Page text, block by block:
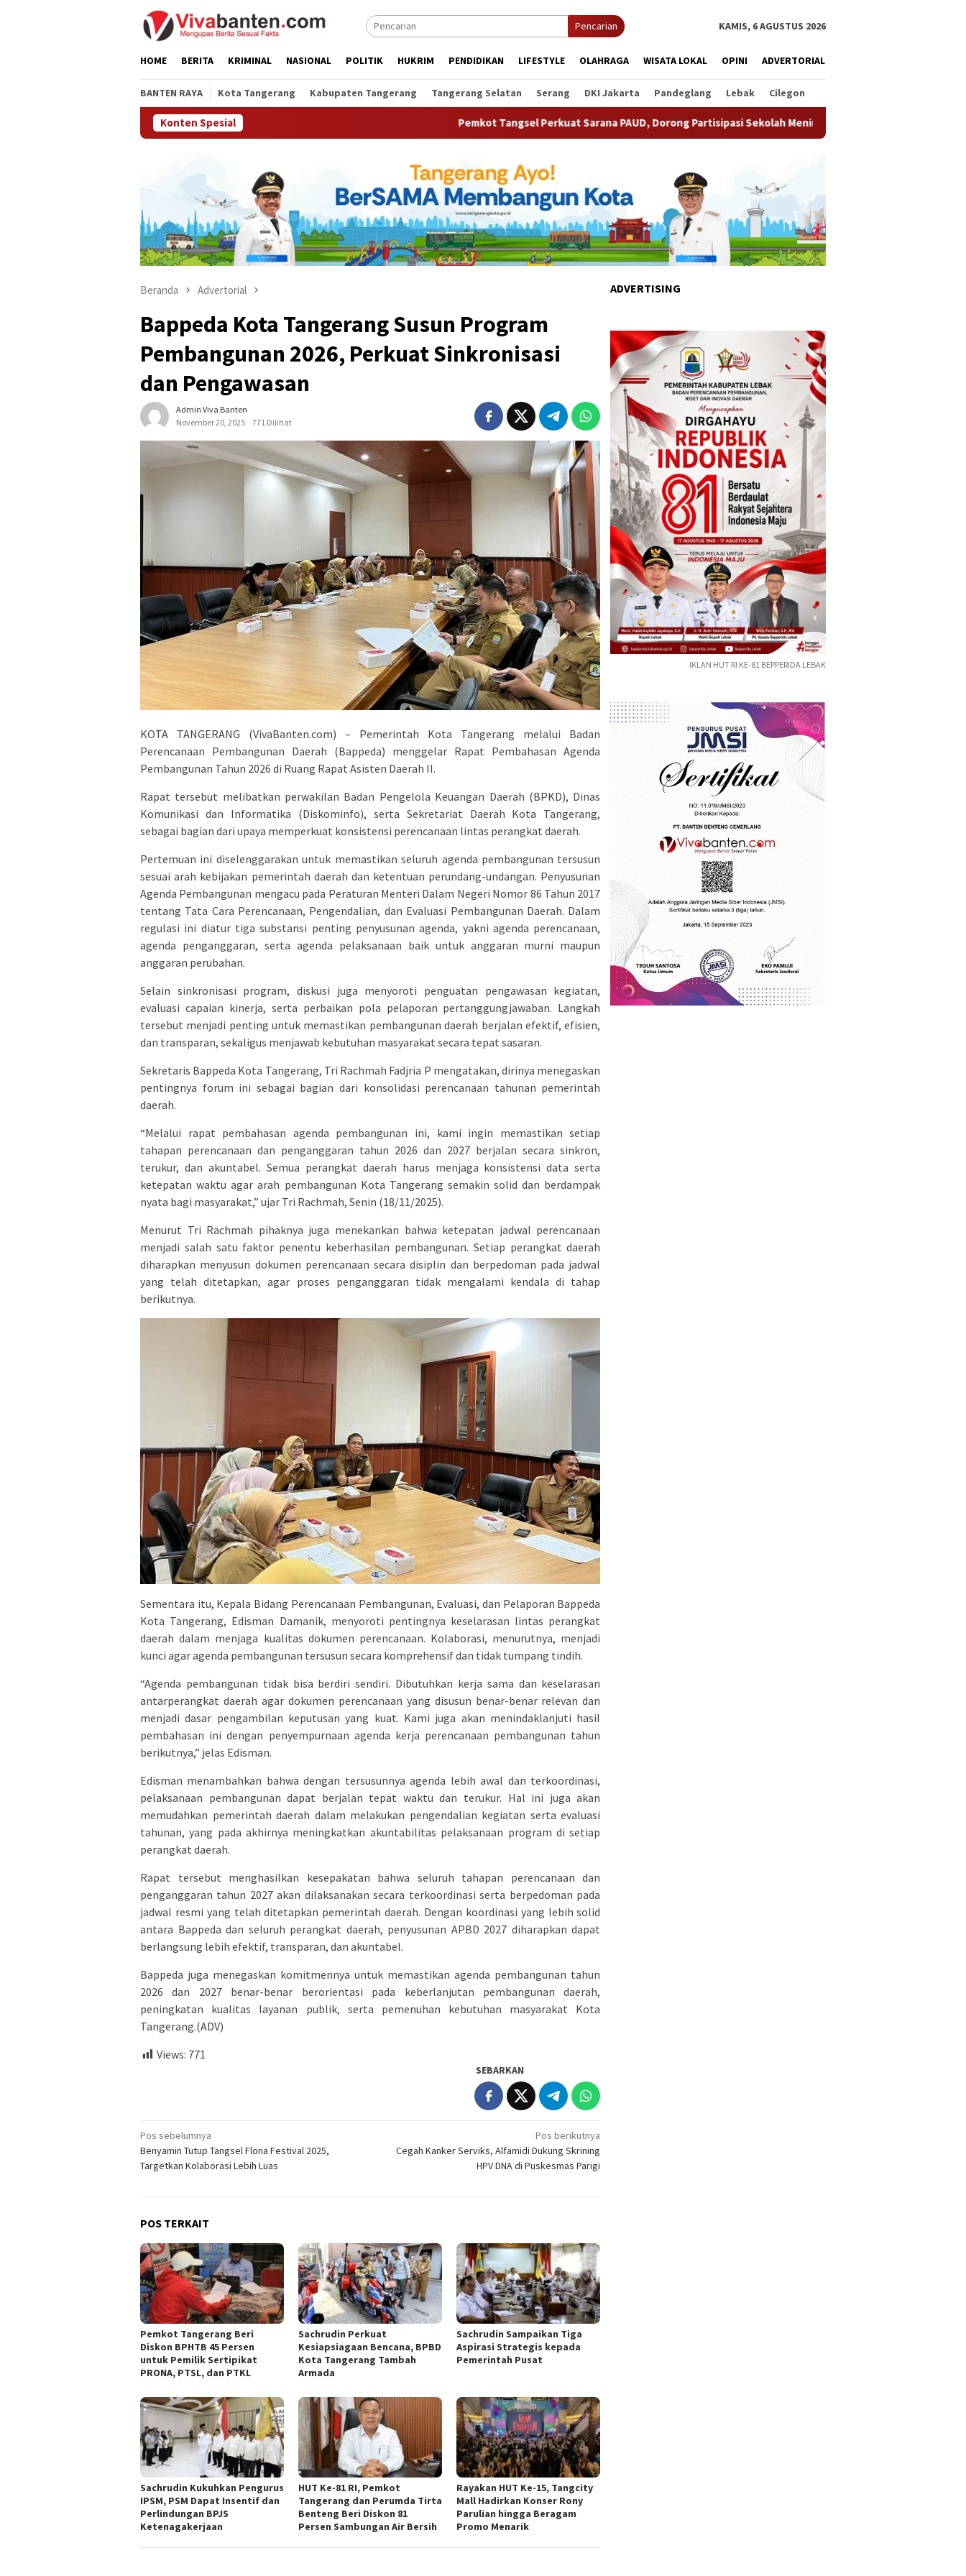
Pencarian KAMIS, 6 AGUSTUS 2026
HOME BERITA KRIMINAL NASIONAL POLITIK HUKRIM PENDIDIKAN LIFESTYLE OLAHRAGA WISATA LOKAL OPINI ADVERTORIAL
BANTEN RAYA Kota Tangerang Kabupaten Tangerang Tangerang Selatan Serang DKI Jakarta Pandeglang Lebak Cilegon
Konten Spesial Pemkot Tangsel Perkuat Sarana PAUD, Dorong Partisipasi Sekolah Meningkat Pemkot Tangsel Matangkan Persiapan
Beranda Advertorial
Bappeda Kota Tangerang Susun Program
Pembangunan 2026, Perkuat Sinkronisasi
dan Pengawasan
Admin Viva Banten
November 20, 2025
771 Dilihat
KOTA TANGERANG (VivaBanten.com) – Pemerintah Kota Tangerang melalui Badan
Perencanaan Pembangunan Daerah (Bappeda) menggelar Rapat Pembahasan Agenda
Pembangunan Tahun 2026 di Ruang Rapat Asisten Daerah II.
Rapat tersebut melibatkan perwakilan Badan Pengelola Keuangan Daerah (BPKD), Dinas
Komunikasi dan Informatika (Diskominfo), serta Sekretariat Daerah Kota Tangerang,
sebagai bagian dari upaya memperkuat konsistensi perencanaan lintas perangkat daerah.
Pertemuan ini diselenggarakan untuk memastikan seluruh agenda pembangunan tersusun
sesuai arah kebijakan pemerintah daerah dan ketentuan perundang-undangan. Penyusunan
Agenda Pembangunan mengacu pada Peraturan Menteri Dalam Negeri Nomor 86 Tahun 2017
tentang Tata Cara Perencanaan, Pengendalian, dan Evaluasi Pembangunan Daerah. Dalam
regulasi ini diatur tiga substansi penting penyusunan agenda, yakni agenda perencanaan,
agenda penganggaran, serta agenda pelaksanaan baik untuk anggaran murni maupun
anggaran perubahan.
Selain sinkronisasi program, diskusi juga menyoroti penguatan pengawasan kegiatan,
evaluasi capaian kinerja, serta perbaikan pola pelaporan pertanggungjawaban. Langkah
tersebut menjadi penting untuk memastikan pembangunan daerah berjalan efektif, efisien,
dan transparan, sekaligus menjawab kebutuhan masyarakat secara tepat sasaran.
Sekretaris Bappeda Kota Tangerang, Tri Rachmah Fadjria P mengatakan, dirinya menegaskan
pentingnya forum ini sebagai bagian dari konsolidasi perencanaan tahunan pemerintah
daerah.
“Melalui rapat pembahasan agenda pembangunan ini, kami ingin memastikan setiap
tahapan perencanaan dan penganggaran tahun 2026 dan 2027 berjalan secara sinkron,
terukur, dan akuntabel. Semua perangkat daerah harus menjaga konsistensi data serta
ketepatan waktu agar arah pembangunan Kota Tangerang semakin solid dan berdampak
nyata bagi masyarakat,” ujar Tri Rachmah, Senin (18/11/2025).
Menurut Tri Rachmah pihaknya juga menekankan bahwa ketepatan jadwal perencanaan
menjadi salah satu faktor penentu keberhasilan pembangunan. Setiap perangkat daerah
diharapkan menyusun dokumen perencanaan secara disiplin dan berpedoman pada jadwal
yang telah ditetapkan, agar proses penganggaran tidak mengalami kendala di tahap
berikutnya.
Sementara itu, Kepala Bidang Perencanaan Pembangunan, Evaluasi, dan Pelaporan Bappeda
Kota Tangerang, Edisman Damanik, menyoroti pentingnya keselarasan lintas perangkat
daerah dalam menjaga kualitas dokumen perencanaan. Kolaborasi, menurutnya, menjadi
kunci agar agenda pembangunan tersusun secara komprehensif dan tidak tumpang tindih.
“Agenda pembangunan tidak bisa berdiri sendiri. Dibutuhkan kerja sama dan keselarasan
antarperangkat daerah agar dokumen perencanaan yang disusun benar-benar relevan dan
menjadi dasar pengambilan keputusan yang kuat. Kami juga akan menindaklanjuti hasil
pembahasan ini dengan penyempurnaan agenda kerja perencanaan pembangunan tahun
berikutnya,” jelas Edisman.
Edisman menambahkan bahwa dengan tersusunnya agenda lebih awal dan terkoordinasi,
pelaksanaan pembangunan dapat berjalan tepat waktu dan terukur. Hal ini juga akan
memudahkan pemerintah daerah dalam melakukan pengendalian kegiatan serta evaluasi
tahunan, yang pada akhirnya meningkatkan akuntabilitas pelaksanaan program di setiap
perangkat daerah.
Rapat tersebut menghasilkan kesepakatan bahwa seluruh tahapan perencanaan dan
penganggaran tahun 2027 akan dilaksanakan secara terkoordinasi serta berpedoman pada
jadwal resmi yang telah ditetapkan pemerintah daerah. Dengan koordinasi yang lebih solid
antara Bappeda dan seluruh perangkat daerah, penyusunan APBD 2027 diharapkan dapat
berlangsung lebih efektif, transparan, dan akuntabel.
Bappeda juga menegaskan komitmennya untuk memastikan agenda pembangunan tahun
2026 dan 2027 benar-benar berorientasi pada keberlanjutan pembangunan daerah,
peningkatan kualitas layanan publik, serta pemenuhan kebutuhan masyarakat Kota
Tangerang.(ADV)
Views: 771
SEBARKAN
Navigasi
pos
Pos sebelumnya
Benyamin Tutup Tangsel Flona Festival 2025,
Targetkan Kolaborasi Lebih Luas
Pos berikutnya
Cegah Kanker Serviks, Alfamidi Dukung Skrining
HPV DNA di Puskesmas Parigi
POS TERKAIT
Pemkot Tangerang Beri
Diskon BPHTB 45 Persen
untuk Pemilik Sertipikat
PRONA, PTSL, dan PTKL
Sachrudin Perkuat
Kesiapsiagaan Bencana, BPBD
Kota Tangerang Tambah
Armada
Sachrudin Sampaikan Tiga
Aspirasi Strategis kepada
Pemerintah Pusat
Sachrudin Kukuhkan Pengurus
IPSM, PSM Dapat Insentif dan
Perlindungan BPJS
Ketenagakerjaan
HUT Ke-81 RI, Pemkot
Tangerang dan Perumda Tirta
Benteng Beri Diskon 81
Persen Sambungan Air Bersih
Rayakan HUT Ke-15, Tangcity
Mall Hadirkan Konser Rony
Parulian hingga Beragam
Promo Menarik
ADVERTISING
IKLAN HUT RI KE-81 BEPPERIDA LEBAK